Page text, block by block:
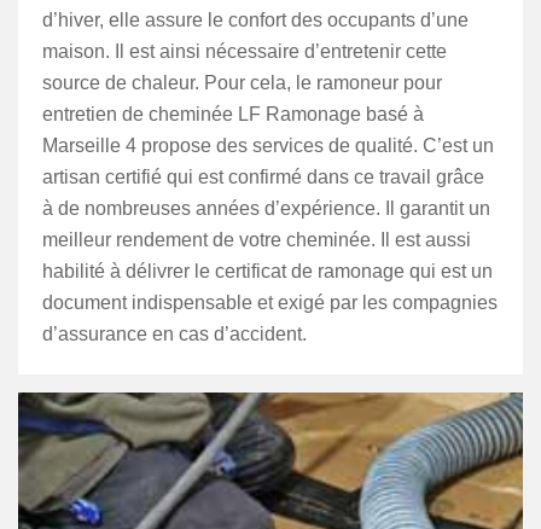
d’hiver, elle assure le confort des occupants d’une
maison. Il est ainsi nécessaire d’entretenir cette
source de chaleur. Pour cela, le ramoneur pour
entretien de cheminée LF Ramonage basé à
Marseille 4 propose des services de qualité. C’est un
artisan certifié qui est confirmé dans ce travail grâce
à de nombreuses années d’expérience. Il garantit un
meilleur rendement de votre cheminée. Il est aussi
habilité à délivrer le certificat de ramonage qui est un
document indispensable et exigé par les compagnies
d’assurance en cas d’accident.